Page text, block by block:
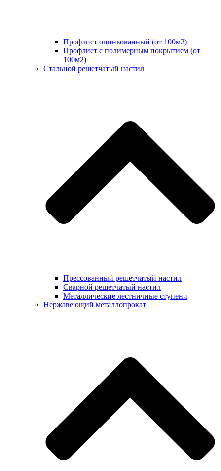
Профлист оцинкованный (от 100м2)
Профлист с полимерным покрытием (от
100м2)
Стальной решетчатый настил
Прессованный решетчатый настил
Сварной решетчатый настил
Металлические лестничные ступени
Нержавеющий металлопрокат